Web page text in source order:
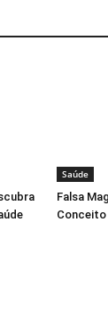
Saúde
Falsa